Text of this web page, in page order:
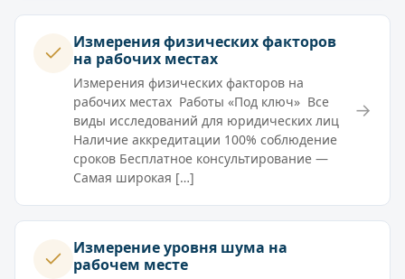
Измерения физических факторов
на рабочих местах
Измерения физических факторов на
рабочих местах Работы «Под ключ» Все
виды исследований для юридических лиц
Наличие аккредитации 100% соблюдение
сроков Бесплатное консультирование —
Самая широкая […]
→
Измерение уровня шума на
рабочем месте